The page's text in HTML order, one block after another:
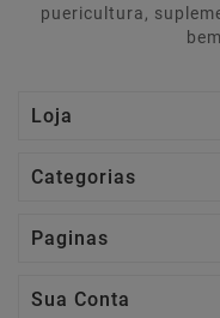
puericultura,
Loja
Categorias
Paginas
Sua Conta